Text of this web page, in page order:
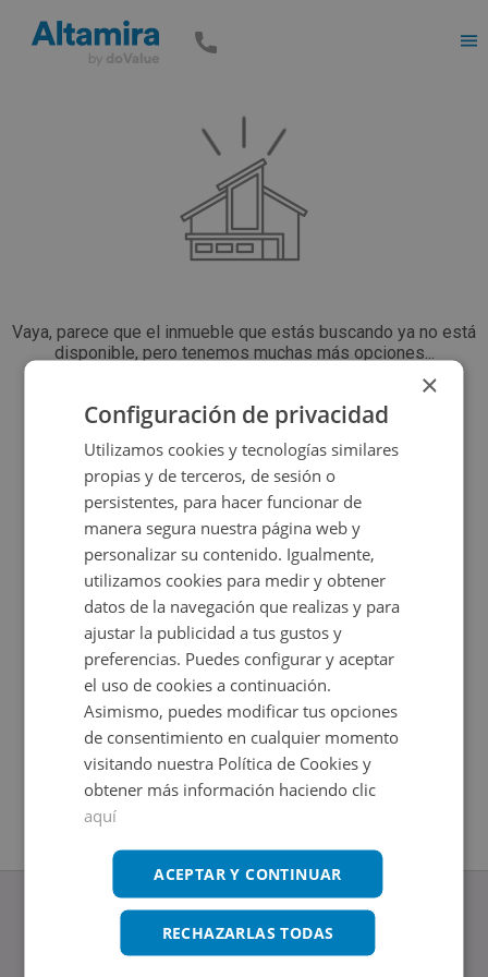
Vaya, parece que el inmueble que estás buscando ya no está
disponible, pero tenemos muchas más opciones...
Volver a buscar
Nave Industrial en venta en CALLE CATALUÑA 5
Impuestos no incluidos
×
Configuración de privacidad
Utilizamos cookies y tecnologías similares
propias y de terceros, de sesión o
persistentes, para hacer funcionar de
manera segura nuestra página web y
personalizar su contenido. Igualmente,
utilizamos cookies para medir y obtener
datos de la navegación que realizas y para
ajustar la publicidad a tus gustos y
preferencias. Puedes configurar y aceptar
el uso de cookies a continuación.
Asimismo, puedes modificar tus opciones
de consentimiento en cualquier momento
visitando nuestra Política de Cookies y
obtener más información haciendo clic
aquí
ACEPTAR Y CONTINUAR
RECHAZARLAS TODAS